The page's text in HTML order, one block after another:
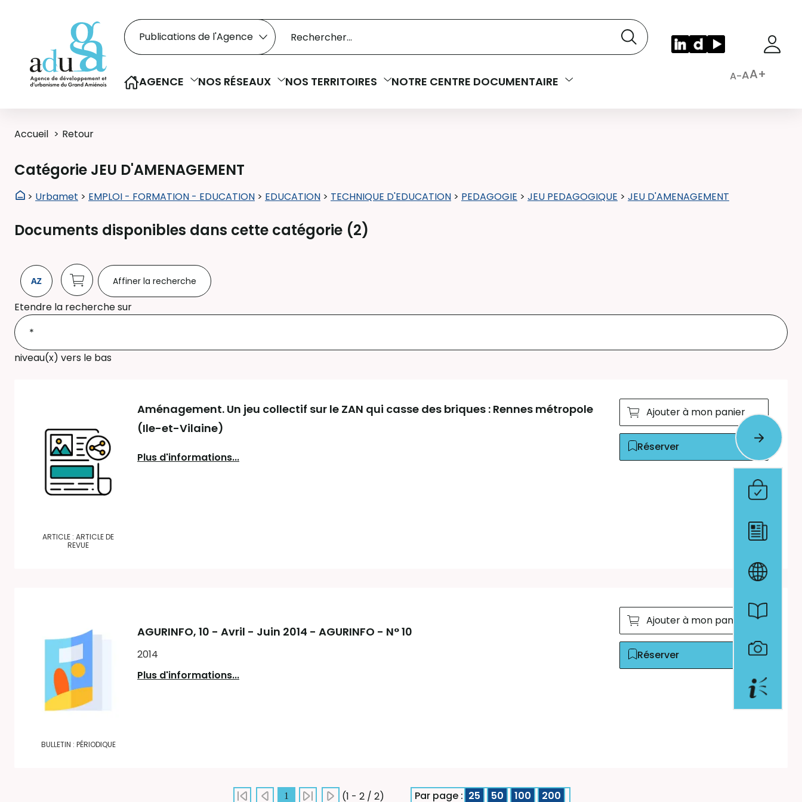
Rechercher dans le catalogue
Recherche
Sélectionner le type de la recherche
AGENCE NOS RÉSEAUX NOS TERRITOIRES NOTRE CENTRE DOCUMENTAIRE A-AA+
Accueil Retour
Catégorie JEU D'AMENAGEMENT
> Urbamet > EMPLOI - FORMATION - EDUCATION > EDUCATION > TECHNIQUE D'EDUCATION > PEDAGOGIE > JEU PEDAGOGIQUE > JEU D'AMENAGEMENT
Documents disponibles dans cette catégorie (2)
Affiner la recherche
Etendre la recherche sur
niveau(x) vers le bas
ARTICLE : ARTICLE DE
REVUE
Aménagement. Un jeu collectif sur le ZAN qui casse des briques : Rennes métropole
(Ile-et-Vilaine)
Plus d'informations...
Ajouter à mon panier
Réserver
BULLETIN : PÉRIODIQUE
AGURINFO, 10 - Avril - Juin 2014 - AGURINFO - N° 10
2014
Plus d'informations...
Ajouter à mon panier
Réserver
1 (1 - 2 / 2) Par page : 25 50 100 200